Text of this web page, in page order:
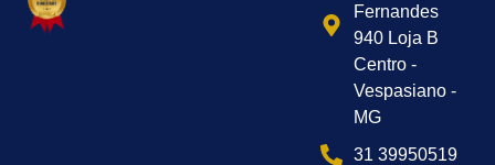
Fernandes
940 Loja B
Centro -
Vespasiano -
MG
31 39950519